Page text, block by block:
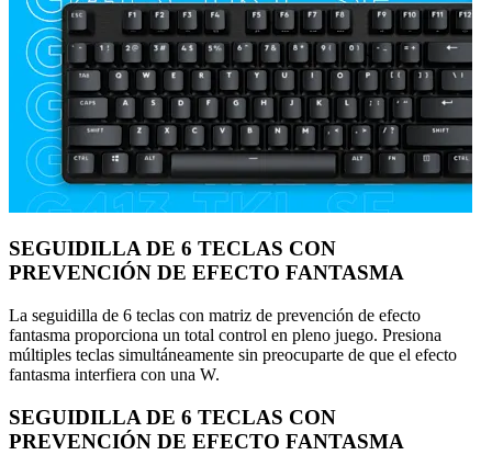
SEGUIDILLA DE 6 TECLAS CON
PREVENCIÓN DE EFECTO FANTASMA
La seguidilla de 6 teclas con matriz de prevención de efecto
fantasma proporciona un total control en pleno juego. Presiona
múltiples teclas simultáneamente sin preocuparte de que el efecto
fantasma interfiera con una W.
SEGUIDILLA DE 6 TECLAS CON
PREVENCIÓN DE EFECTO FANTASMA